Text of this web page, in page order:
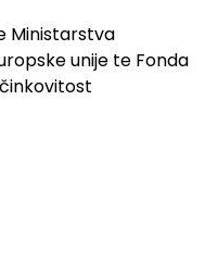
Ministarstva
unije te Fonda